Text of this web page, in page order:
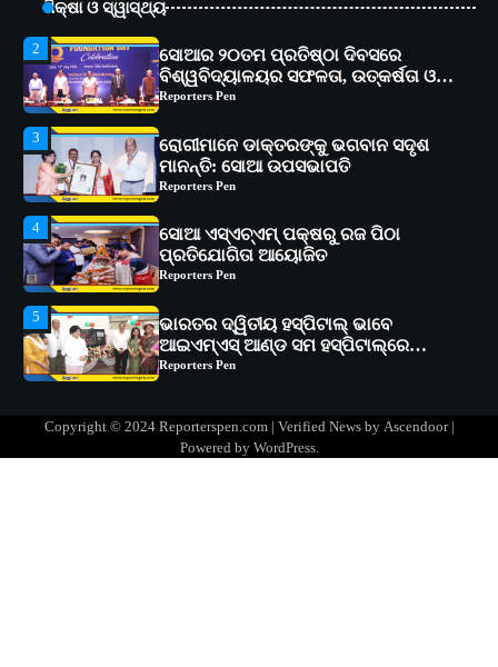
ଶିକ୍ଷା ଓ ସ୍ୱାସ୍ଥ୍ୟଅଗ୍ରଗତିର ସ୍ମୃତିଚାରଣ
Reporters Pen
3
ରୋଗୀମାନେ ଡାକ୍ତରଙ୍କୁ ଭଗବାନ ସଦୃଶ
ମାନନ୍ତି: ସୋଆ ଉପସଭାପତି
Reporters Pen
4
ସୋଆ ଏସ୍‌ଏଚ୍‌ଏମ୍ ପକ୍ଷରୁ ରଜ ପିଠା
ପ୍ରତିଯୋଗିତା ଆୟୋଜିତ
Reporters Pen
5
ଭାରତର ଦ୍ୱିତୀୟ ହସ୍ପିଟାଲ୍ ଭାବେ
ଆଇଏମ୍‌ଏସ୍ ଆଣ୍ଡ ସମ ହସ୍ପିଟାଲ୍‌ରେ
ଅତ୍ୟାଧୁନିକ ଡିଜିସ୍କାନର ସ୍ଥାପନ
Reporters Pen
1
ସୋଆ ପକ୍ଷରୁ ରାୱେ କାର୍ଯ୍ୟକ୍ରମ ଅଧୀନରେ
୧୧ଟି ଗ୍ରାମରେ ୧୬ଟି କୃଷକ ପ୍ରଶିକ୍ଷଣ
କାର୍ଯ୍ୟକ୍ରମ ଆୟୋଜିତ
Reporters Pen
ବିଶ୍ୱବିଦ୍ୟାଳୟର ସଫଳତା, ଉତ୍କର୍ଷତା ଓ
ଅଗ୍ରଗତିର ସ୍ମୃତିଚାରଣ
Reporters Pen
Copyright © 2024 Reporterspen.com | Verified News by Ascendoor|
Powered by WordPress.